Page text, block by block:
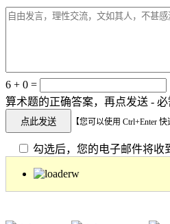
6 + 0 =
算术题的正确答案，再点发送 - 必
【您可以使用 Ctrl+Enter 快
勾选后，您的电子邮件将收